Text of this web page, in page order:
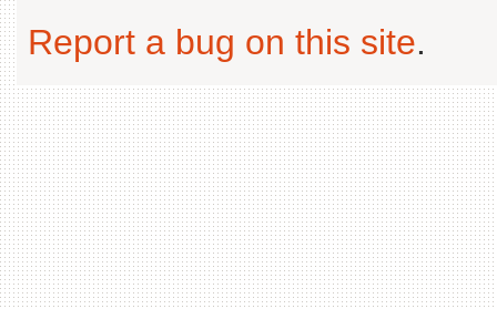
Report a bug on this site.